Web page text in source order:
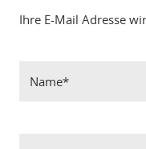
Ihre E-Mail Adresse